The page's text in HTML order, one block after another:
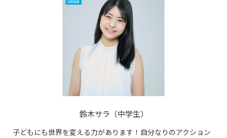
鈴木サラ（中学生）
子どもにも世界を変える力があります！自分なりのアクション